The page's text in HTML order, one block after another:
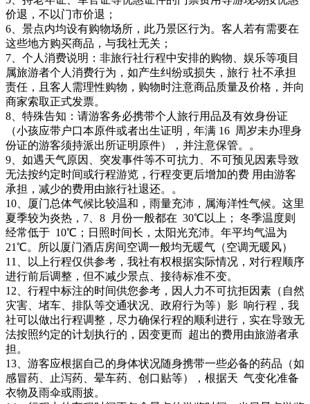
价退，不以门市价退；
6、景点内均设有购物场所，此乃景区行为。客人若有需要在
这些地方购买商品，与我社无关；
7、个人消费说明：非旅行社行程中安排的购物、娱乐等项目
属旅游者个人消费行为，如产生纠纷或损失，旅行 社不承担
责任，且客人需理性购物，购物时注意商品质量及价格，并向
商家索取正式发票。
8、特殊告知：请游客务必携带个人旅行用品及有效身份证
（小孩应带户口本原件或者出生证明，年满 16 周岁未办理身
份证的游客须持派出所证明原件），并注意保管。。
9、如遇天气原因、突发事件等不可抗力、不可预见因素导致
无法按约定时间或行程游览，行程变更后增加的费 用由游客
承担，减少的费用由旅行社退还。。
10、厦门总体气候比较温和，雨量充沛，属海洋性气候。这里
夏季较为炎热，7、8 月份一般都在 30℃以上； 冬季温度则
经常低于 10℃；日照时间长，太阳光充沛。年平均气温为
21℃。所以厦门酒店房间空调一般均无暖气（空调无暖风）
11、以上行程仅供参考，我社有权根据实际情况，对行程顺序
进行前后调整，但不减少景点、接待标准不变。
12、行程中标注的时间供您参考，因人力不可抗拒因素（自然
灾害、堵车、排队等交通状况、政府行为等）影 响行程，我
社可以做出行程调整，尽力确保行程的顺利进行，实在导致无
法按照约定的计划执行的，因变更而 超出的费用由旅游者承
担。
13、游客应根据自己的身体状况随身携带一些必备的药品（如
感冒药、止泻药、晕车药、创口贴等），根据天 气变化准备
衣物及雨伞或雨披。